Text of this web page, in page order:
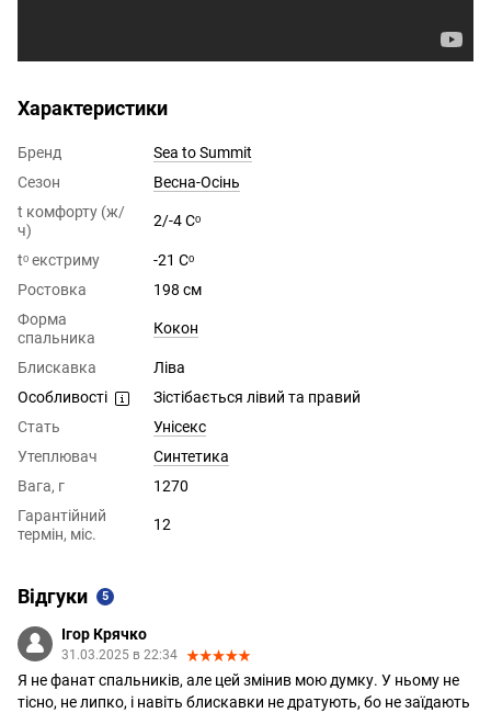
Характеристики
Бренд
Sea to Summit
Сезон
Весна-Осінь
t комфорту (ж/
ч)
2/-4 Сᵒ
tᵒ екстриму
-21 Сᵒ
Ростовка
198 см
Форма
спальника
Кокон
Блискавка
Ліва
Особливості
Зістібається лівий та правий
Стать
Унісекс
Утеплювач
Синтетика
Вага, г
1270
Гарантійний
термін, міс.
12
Відгуки 5
Ігор Крячко
31.03.2025 в 22:34
Я не фанат спальників, але цей змінив мою думку. У ньому не
тісно, не липко, і навіть блискавки не дратують, бо не заїдають